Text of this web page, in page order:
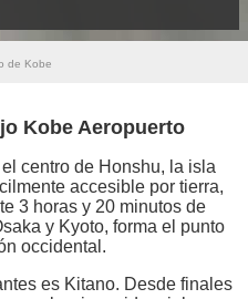
de Kobe
Kobe Aeropuerto
centro de Honshu, la isla
accesible por tierra,
3 horas y 20 minutos de
y Kyoto, forma el punto
occidental.
es Kitano. Desde finales